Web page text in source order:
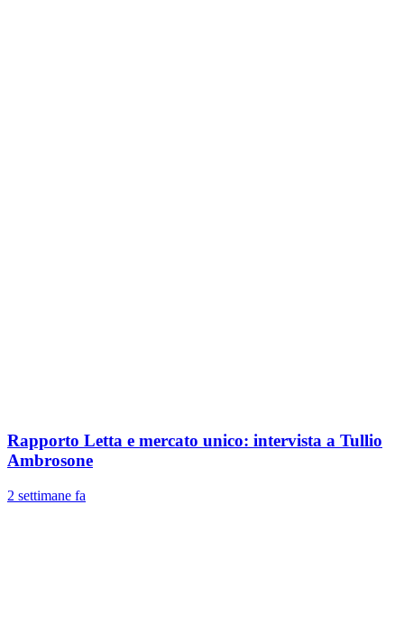
Rapporto Letta e mercato unico: intervista a Tullio
Ambrosone
2 settimane fa